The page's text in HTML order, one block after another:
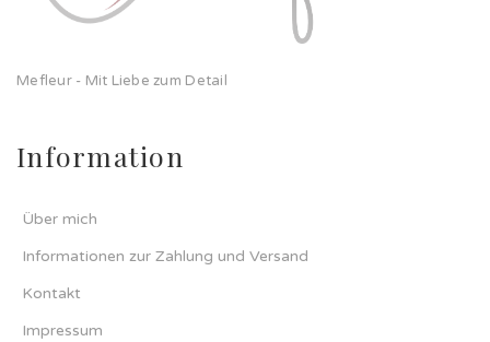
Mefleur - Mit Liebe zum Detail
Information
Über mich
Informationen zur Zahlung und Versand
Kontakt
Impressum